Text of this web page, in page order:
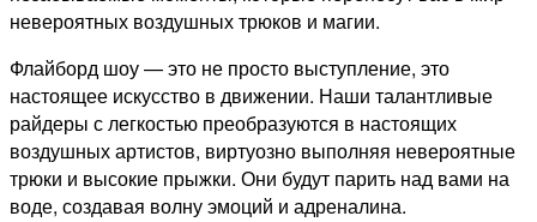
невероятных воздушных трюков и магии.
Флайборд шоу — это не просто выступление, это
настоящее искусство в движении. Наши талантливые
райдеры с легкостью преобразуются в настоящих
воздушных артистов, виртуозно выполняя невероятные
трюки и высокие прыжки. Они будут парить над вами на
воде, создавая волну эмоций и адреналина.